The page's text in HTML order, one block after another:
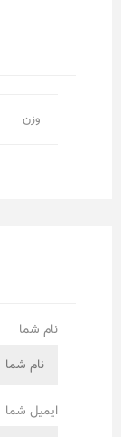
وزن
نام شما
ایمیل شما